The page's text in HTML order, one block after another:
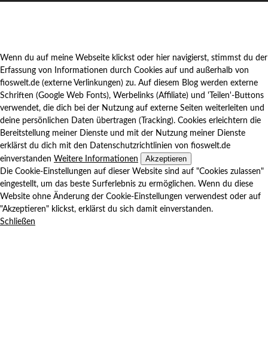
Wenn du auf meine Webseite klickst oder hier navigierst, stimmst du der
Erfassung von Informationen durch Cookies auf und außerhalb von
fioswelt.de (externe Verlinkungen) zu. Auf diesem Blog werden externe
Schriften (Google Web Fonts), Werbelinks (Affiliate) und 'Teilen'-Buttons
verwendet, die dich bei der Nutzung auf externe Seiten weiterleiten und
deine persönlichen Daten übertragen (Tracking). Cookies erleichtern die
Bereitstellung meiner Dienste und mit der Nutzung meiner Dienste
erklärst du dich mit den Datenschutzrichtlinien von fioswelt.de
einverstanden Weitere Informationen Akzeptieren
Die Cookie-Einstellungen auf dieser Website sind auf "Cookies zulassen"
eingestellt, um das beste Surferlebnis zu ermöglichen. Wenn du diese
Website ohne Änderung der Cookie-Einstellungen verwendest oder auf
"Akzeptieren" klickst, erklärst du sich damit einverstanden.
Schließen